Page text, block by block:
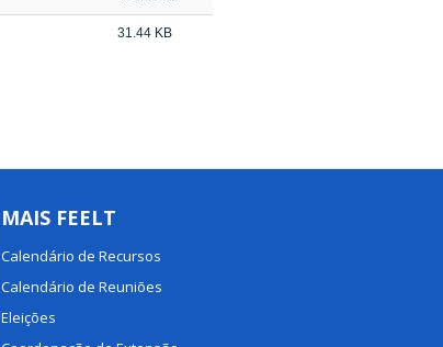
31.44 KB
MAIS FEELT
Calendário de Recursos
Calendário de Reuniões
Eleições